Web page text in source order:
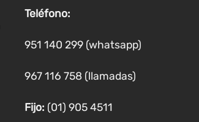
se
en
página
producto
Teléfono:
951 140 299 (whatsapp)
967 116 758 (llamadas)
Fijo: (01) 905 4511